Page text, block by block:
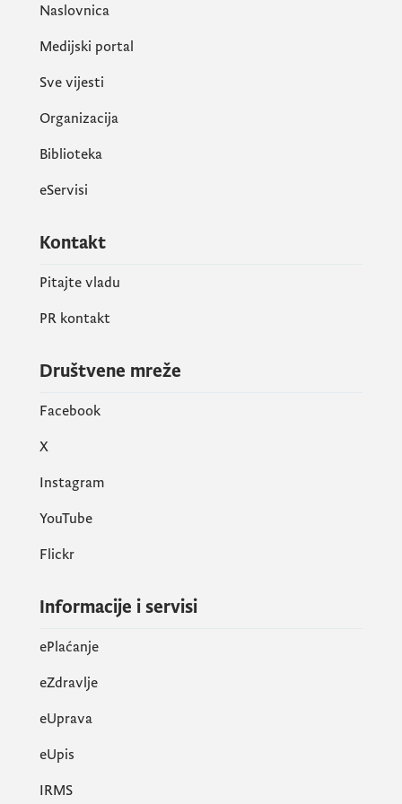
Naslovnica
Medijski portal
Sve vijesti
Organizacija
Biblioteka
eServisi
Kontakt
Pitajte vladu
PR kontakt
Društvene mreže
Facebook
X
Instagram
YouTube
Flickr
Informacije i servisi
ePlaćanje
eZdravlje
eUprava
еUpis
IRMS